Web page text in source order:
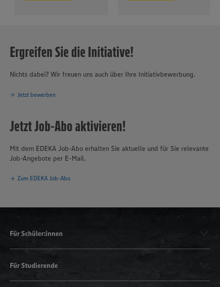
Ergreifen Sie die Initiative!
Nichts dabei? Wir freuen uns auch über Ihre Initiativbewerbung.
Jetzt bewerben
Jetzt Job-Abo aktivieren!
Mit dem EDEKA Job-Abo erhalten Sie aktuelle und für Sie relevante
Job-Angebote per E-Mail.
Zum EDEKA Job-Abo
Für Schüler:innen
Für Studierende